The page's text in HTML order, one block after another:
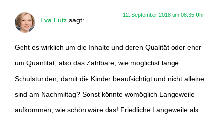
Eva Lutz sagt:
12. September 2018 um 08:35 Uhr
Geht es wirklich um die Inhalte und deren Qualität oder eher
um Quantität, also das Zählbare, wie möglichst lange
Schulstunden, damit die Kinder beaufsichtigt und nicht alleine
sind am Nachmittag? Sonst könnte womöglich Langeweile
aufkommen, wie schön wäre das! Friedliche Langeweile als